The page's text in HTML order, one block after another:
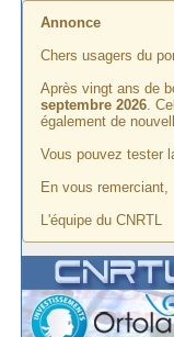
Annonce
Chers usagers du
Après vingt ans de
septembre 2026.
également de
Vous pouvez tester
En vous remerciant,
L'équipe du CNRTL